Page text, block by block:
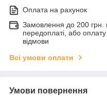
Оплата на рахунок
Замовлення до 200
передоплаті, або
відмови
Всі умови оплати
Умови повернення